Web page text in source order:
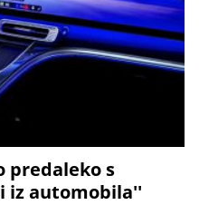
predaleko s
iz automobila''